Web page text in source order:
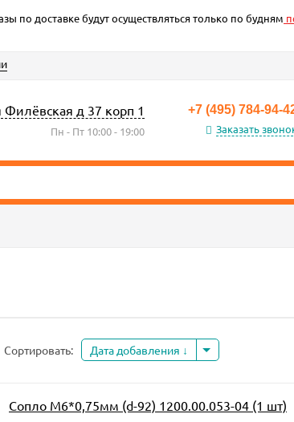
по доставке будут осуществляться только по будням
д 37 корп 1
Пн - Пт 10:00 - 19:00
+7 (495) 784-94-
Заказать
Сортировать: Дата добавления
Сопло М6*0,75мм (d-92) 1200.00.053-04 (1 шт)